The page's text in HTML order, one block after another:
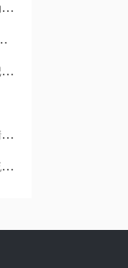
安卓手机换机后数据会丢吗？哪款便签支持云端自动备份？
便签app，倒计时一目了然
哪款记录软件支持卸载前自动同步，确保最后一条记录不丢失？
哪款记录工具支持打卡完成后自动归档，清单保持清爽？
有没有支持快捷键一秒呼出的桌面备忘录，灵感不流失？